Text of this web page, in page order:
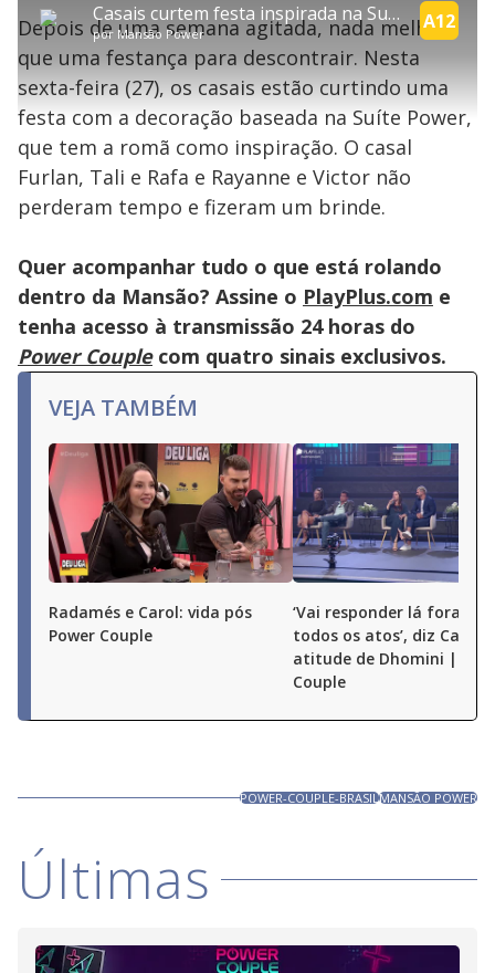
a
modal
window.
This
modal
be
by
the
key
the
close
button.
Conteúdo bloqueado
Lamentamos, mas o vídeo que está tentando assisitr é de exibição
exclusiva em território brasileiro :-(
Casais curtem festa inspirada na Suíte Power | Power Couple
por Mansão Power
A12
Depois de uma semana agitada, nada melhor
que uma festança para descontrair. Nesta
sexta-feira (27), os casais estão curtindo uma
festa com a decoração baseada na Suíte Power,
que tem a romã como inspiração. O casal
Furlan, Tali e Rafa e Rayanne e Victor não
perderam tempo e fizeram um brinde.
Quer acompanhar tudo o que está rolando
dentro da Mansão? Assine o PlayPlus.com e
tenha acesso à transmissão 24 horas do
Power Couplecom quatro sinais exclusivos.
VEJA TAMBÉM
Radamés e Carol: vida pós
Power Couple
‘Vai responder lá fora por
todos os atos’, diz Carol
atitude de Dhomini |
Couple
POWER-COUPLE-BRASILMANSÃO POWER
Últimas